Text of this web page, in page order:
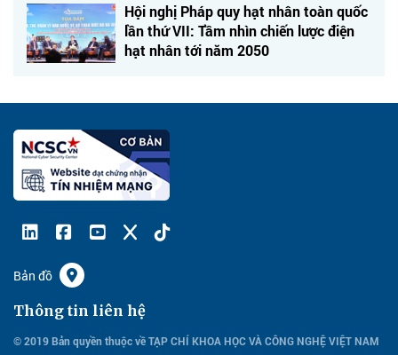
Hội nghị Pháp quy hạt nhân toàn quốc
lần thứ VII: Tầm nhìn chiến lược điện
hạt nhân tới năm 2050
Bản đồ
Thông tin liên hệ
© 2019 Bản quyền thuộc về TẠP CHÍ KHOA HỌC VÀ CÔNG NGHỆ VIỆT NAM